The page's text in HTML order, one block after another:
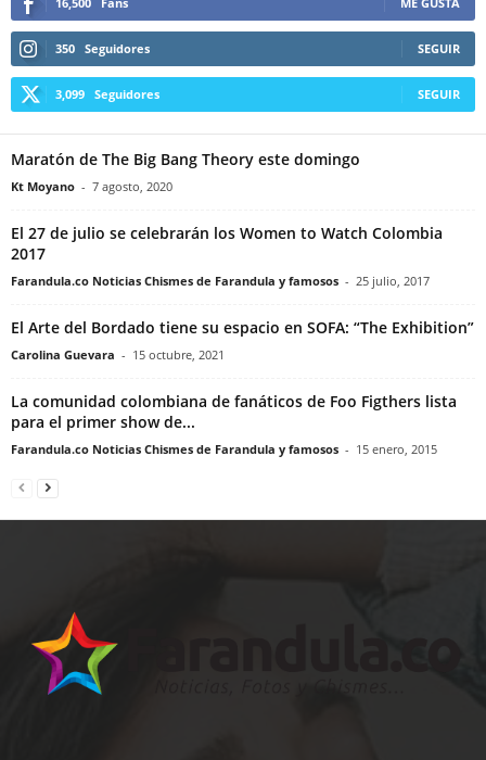
350 Seguidores SEGUIR
3,099 Seguidores SEGUIR
Maratón de The Big Bang Theory este domingo
Kt Moyano - 7 agosto, 2020
El 27 de julio se celebrarán los Women to Watch Colombia
2017
Farandula.co Noticias Chismes de Farandula y famosos - 25 julio, 2017
El Arte del Bordado tiene su espacio en SOFA: “The Exhibition”
Carolina Guevara - 15 octubre, 2021
La comunidad colombiana de fanáticos de Foo Figthers lista
para el primer show de...
Farandula.co Noticias Chismes de Farandula y famosos - 15 enero, 2015